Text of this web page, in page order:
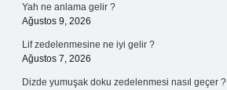
Yah ne anlama gelir ?
Ağustos 9, 2026
Lif zedelenmesine ne iyi gelir ?
Ağustos 7, 2026
Dizde yumuşak doku zedelenmesi nasıl geçer ?